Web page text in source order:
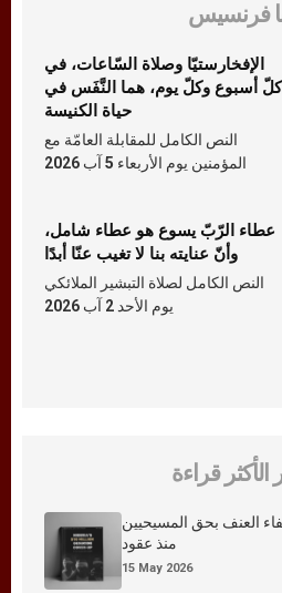
فرنسيس
الإفخارستيّا وصلاة السّاعات، في
كلّ أسبوع وكلّ يوم، هما النَّفَس في
حياة الكنيسة
النص الكامل للمقابلة العامّة مع
المؤمنين يوم الأربعاء 5 آب 2026
عطاء الرّبّ يسوع هو عطاء شامل،
وأنّ عنايته بنا لا تغيب عنّا أبدًا
النص الكامل لصلاة التبشير الملائكي
يوم الأحد 2 آب 2026
الأكثر قراءة
العنف بحق المسيحيين
منذ عقود
15 May 2026